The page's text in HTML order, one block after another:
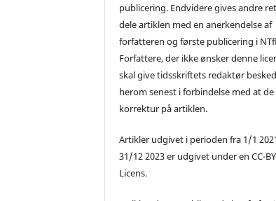
publicering. Endvidere gives andre
dele artiklen med en anerkendelse af
forfatteren og første publicering i
Forfattere, der ikke ønsker denne
skal give tidsskriftets redaktør besked
herom senest i forbindelse med at
korrektur på artiklen.
Artikler udgivet i perioden fra 1/1
31/12 2023 er udgivet under en CC-
Licens.